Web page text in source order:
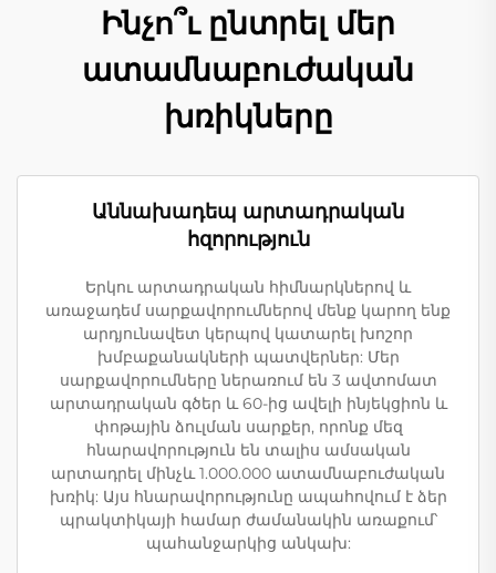
Ինչո՞ւ ընտրել մեր
ատամնաբուժական
խռիկները
Աննախադեպ արտադրական
հզորություն
Երկու արտադրական հիմնարկներով և
առաջադեմ սարքավորումներով մենք կարող ենք
արդյունավետ կերպով կատարել խոշոր
խմբաքանակների պատվերներ: Մեր
սարքավորումները ներառում են 3 ավտոմատ
արտադրական գծեր և 60-ից ավելի ինյեկցիոն և
փոթային ձուլման սարքեր, որոնք մեզ
հնարավորություն են տալիս ամսական
արտադրել մինչև 1.000.000 ատամնաբուժական
խռիկ: Այս հնարավորությունը ապահովում է ձեր
պրակտիկայի համար ժամանակին առաքում՝
պահանջարկից անկախ: